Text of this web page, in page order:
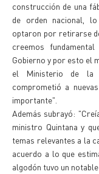
construcción de una
de orden nacional,
optaron por retirarse
creemos
Gobierno y por esto el
el Ministerio de la
comprometió a
importante".
Además subrayó:
ministro Quintana y
temas relevantes a la
acuerdo a lo que
algodón tuvo un